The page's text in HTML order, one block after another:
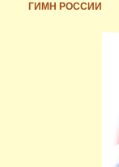
ГИМН РОССИИ